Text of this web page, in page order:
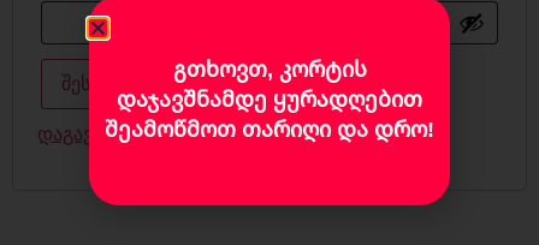
დამიმახსოვრე
შესვლა
დაგავიწყდათ პაროლი?
გთხოვთ, კორტის
დაჯავშნამდე ყურადღებით
შეამოწმოთ თარიღი და დრო!